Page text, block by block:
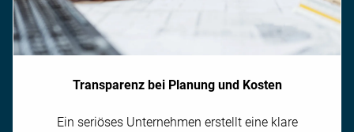
Transparenz bei Planung und Kosten
Ein seriöses Unternehmen erstellt eine klare